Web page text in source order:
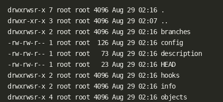
drwxrwsr-x 7 root root 4096 Aug 29 02:16 .
drwxr-xr-x 3 root root 4096 Aug 29 02:07 ..
drwxrwsr-x 2 root root 4096 Aug 29 02:16 branches
-rw-rw-r-- 1 root root  126 Aug 29 02:16 config
-rw-rw-r-- 1 root root   73 Aug 29 02:16 description
-rw-rw-r-- 1 root root   23 Aug 29 02:16 HEAD
drwxrwsr-x 2 root root 4096 Aug 29 02:16 hooks
drwxrwsr-x 2 root root 4096 Aug 29 02:16 info
drwxrwsr-x 4 root root 4096 Aug 29 02:16 objects